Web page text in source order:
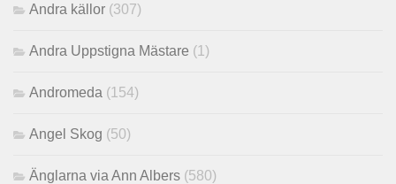
Andra källor (307)
Andra Uppstigna Mästare (1)
Andromeda (154)
Angel Skog (50)
Änglarna via Ann Albers (580)